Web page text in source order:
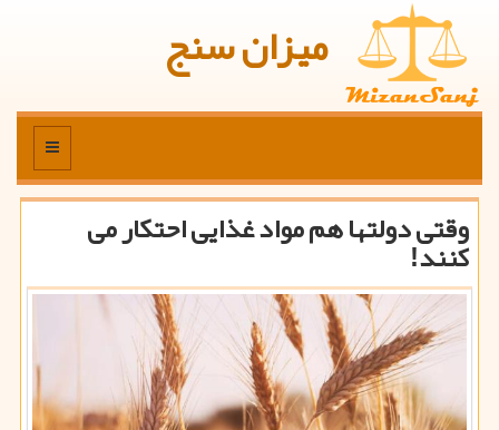
میزان سنج
منو
وقتی دولتها هم مواد غذایی احتكار می
كنند!